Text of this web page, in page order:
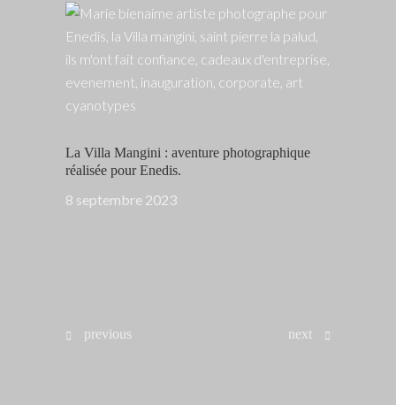
La Villa Mangini : aventure photographique
réalisée pour Enedis.
8 septembre 2023
previous next